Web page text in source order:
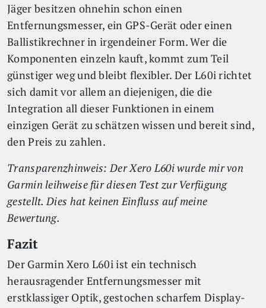
Jäger besitzen ohnehin schon einen
Entfernungsmesser, ein GPS-Gerät oder einen
Ballistikrechner in irgendeiner Form. Wer die
Komponenten einzeln kauft, kommt zum Teil
günstiger weg und bleibt flexibler. Der L60i richtet
sich damit vor allem an diejenigen, die die
Integration all dieser Funktionen in einem
einzigen Gerät zu schätzen wissen und bereit sind,
den Preis zu zahlen.
Transparenzhinweis: Der Xero L60i wurde mir von
Garmin leihweise für diesen Test zur Verfügung
gestellt. Dies hat keinen Einfluss auf meine
Bewertung.
Fazit
Der Garmin Xero L60i ist ein technisch
herausragender Entfernungsmesser mit
erstklassiger Optik, gestochen scharfem Display-